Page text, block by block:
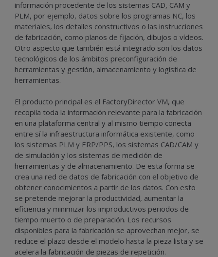
información procedente de los sistemas CAD, CAM y
PLM, por ejemplo, datos sobre los programas NC, los
materiales, los detalles constructivos o las instrucciones
de fabricación, como planos de fijación, dibujos o vídeos.
Otro aspecto que también está integrado son los datos
tecnológicos de los ámbitos preconfiguración de
herramientas y gestión, almacenamiento y logística de
herramientas.
El producto principal es el FactoryDirector VM, que
recopila toda la información relevante para la fabricación
en una plataforma central y al mismo tiempo conecta
entre sí la infraestructura informática existente, como
los sistemas PLM y ERP/PPS, los sistemas CAD/CAM y
de simulación y los sistemas de medición de
herramientas y de almacenamiento. De esta forma se
crea una red de datos de fabricación con el objetivo de
obtener conocimientos a partir de los datos. Con esto
se pretende mejorar la productividad, aumentar la
eficiencia y minimizar los improductivos periodos de
tiempo muerto o de preparación. Los recursos
disponibles para la fabricación se aprovechan mejor, se
reduce el plazo desde el modelo hasta la pieza lista y se
acelera la fabricación de piezas de repetición.